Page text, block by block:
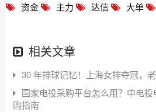
资金 主力 达信 大单
相关文章
30 年排球记忆！上海女排夺冠，
国家电投采购平台怎么用？中电投
购指南